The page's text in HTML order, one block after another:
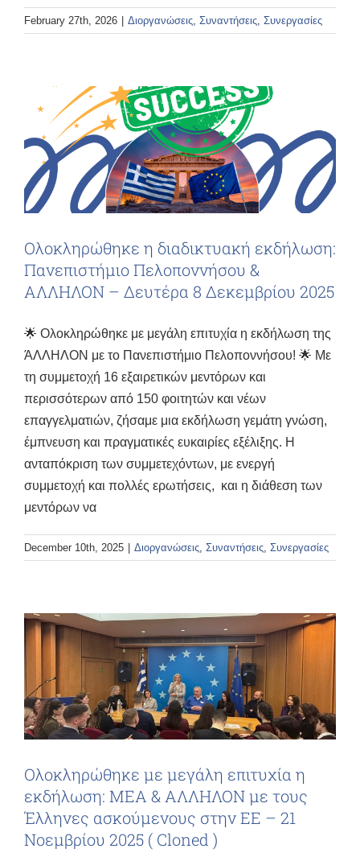
February 27th, 2026 Διοργανώσεις Συναντήσεις Συνεργασίες
Ολοκληρώθηκε η διαδικτυακή εκδήλωση:
Πανεπιστήμιο Πελοποννήσου &
ΑΛΛΗΛΟΝ – Δευτέρα 8 Δεκεμβρίου 2025
🌟 Ολοκληρώθηκε με μεγάλη επιτυχία η εκδήλωση της
ΆΛΛΗΛΟΝ με το Πανεπιστήμιο Πελοποννήσου! 🌟 Με
τη συμμετοχή 16 εξαιρετικών μεντόρων και
περισσότερων από 150 φοιτητών και νέων
επαγγελματιών, ζήσαμε μια εκδήλωση γεμάτη γνώση,
έμπνευση και πραγματικές ευκαιρίες εξέλιξης. Η
ανταπόκριση των συμμετεχόντων, με ενεργή
συμμετοχή και πολλές ερωτήσεις, και η διάθεση των
μεντόρων να
December 10th, 2025 | Διοργανώσεις Συναντήσεις Συνεργασίες
Ολοκληρώθηκε με μεγάλη επιτυχία η
εκδήλωση: ΜΕΑ & ΑΛΛΗΛΟΝ με τους
Έλληνες ασκούμενους στην ΕΕ – 21
Νοεμβρίου 2025 ( Cloned )